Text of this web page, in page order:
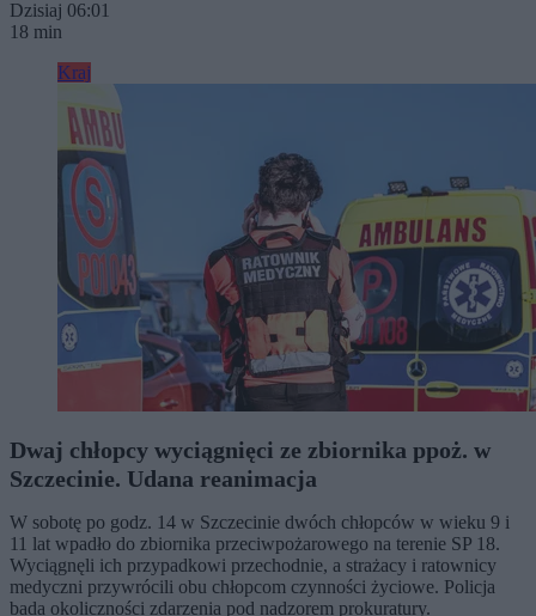
Dzisiaj 06:01
18 min
Kraj
Dwaj chłopcy wyciągnięci ze zbiornika ppoż. w
Szczecinie. Udana reanimacja
W sobotę po godz. 14 w Szczecinie dwóch chłopców w wieku 9 i
11 lat wpadło do zbiornika przeciwpożarowego na terenie SP 18.
Wyciągnęli ich przypadkowi przechodnie, a strażacy i ratownicy
medyczni przywrócili obu chłopcom czynności życiowe. Policja
bada okoliczności zdarzenia pod nadzorem prokuratury.